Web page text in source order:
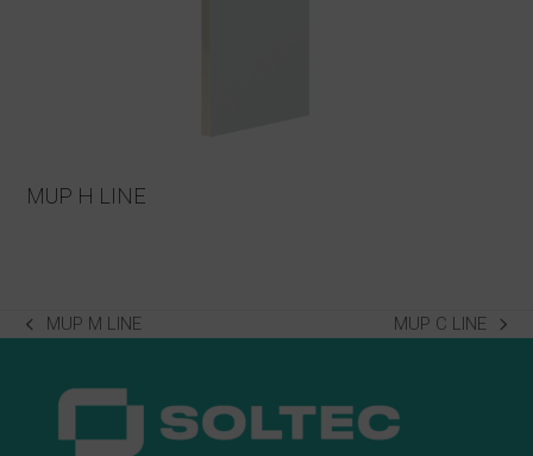
MUP H LINE
previous
MUP M LINE
next
MUP C LINE